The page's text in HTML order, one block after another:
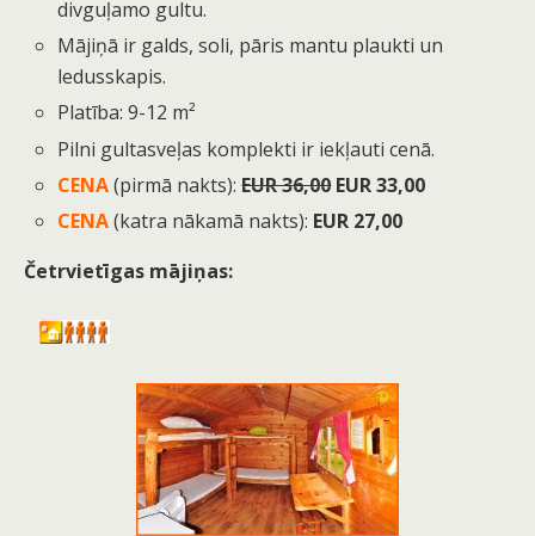
divguļamo gultu.
Mājiņā ir galds, soli, pāris mantu plaukti un
ledusskapis.
Platība: 9-12 m²
Pilni gultasveļas komplekti ir iekļauti cenā.
CENA(pirmā nakts):EUR 36,00EUR 33,00
CENA(katra nākamā nakts): EUR 27,00
Četrvietīgas mājiņas: